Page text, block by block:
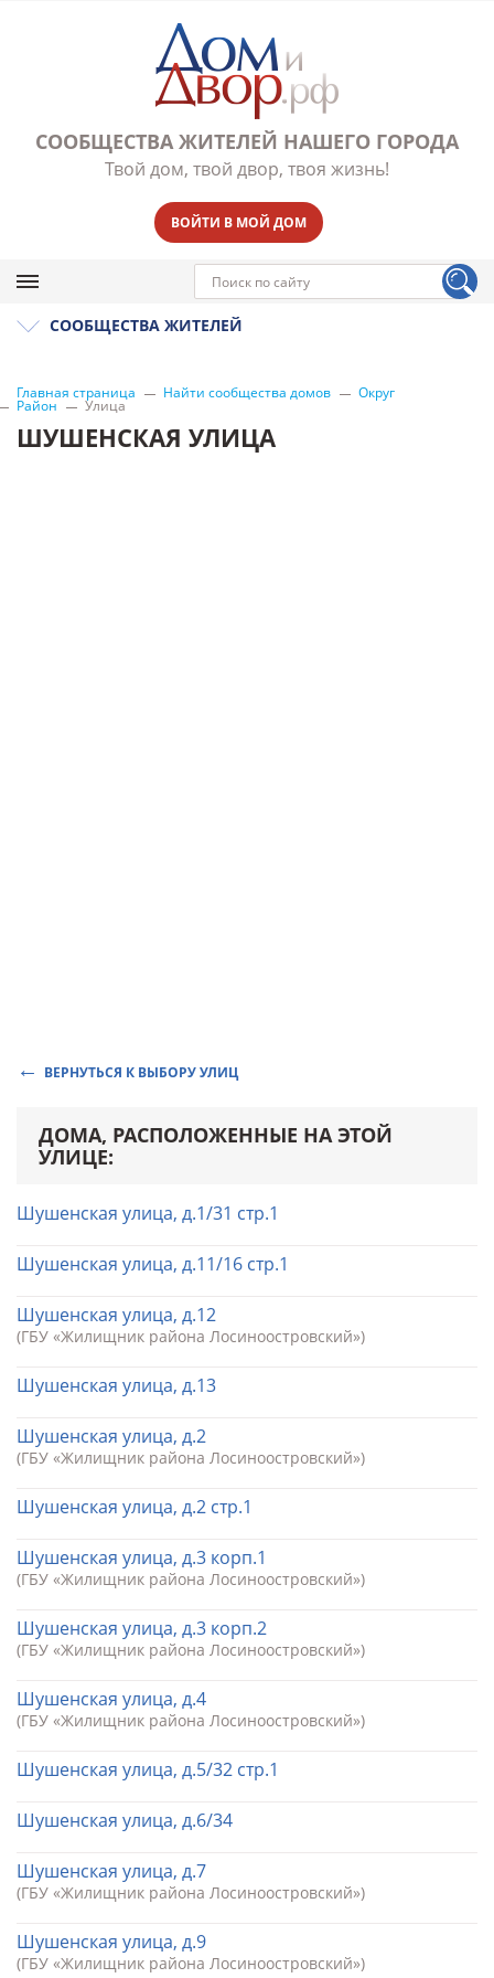
СООБЩЕСТВА ЖИТЕЛЕЙ НАШЕГО ГОРОДА
Твой дом, твой двор, твоя жизнь!
ВОЙТИ В МОЙ ДОМ
СООБЩЕСТВА ЖИТЕЛЕЙ
Главная страница Найти сообщества домов Округ
Район Улица
ШУШЕНСКАЯ УЛИЦА
ВЕРНУТЬСЯ К ВЫБОРУ УЛИЦ
ДОМА, РАСПОЛОЖЕННЫЕ НА ЭТОЙ
УЛИЦЕ:
Шушенская улица, д.1/31 стр.1
Шушенская улица, д.11/16 стр.1
Шушенская улица, д.12
(ГБУ «Жилищник района Лосиноостровский»)
Шушенская улица, д.13
Шушенская улица, д.2
(ГБУ «Жилищник района Лосиноостровский»)
Шушенская улица, д.2 стр.1
Шушенская улица, д.3 корп.1
(ГБУ «Жилищник района Лосиноостровский»)
Шушенская улица, д.3 корп.2
(ГБУ «Жилищник района Лосиноостровский»)
Шушенская улица, д.4
(ГБУ «Жилищник района Лосиноостровский»)
Шушенская улица, д.5/32 стр.1
Шушенская улица, д.6/34
Шушенская улица, д.7
(ГБУ «Жилищник района Лосиноостровский»)
Шушенская улица, д.9
(ГБУ «Жилищник района Лосиноостровский»)